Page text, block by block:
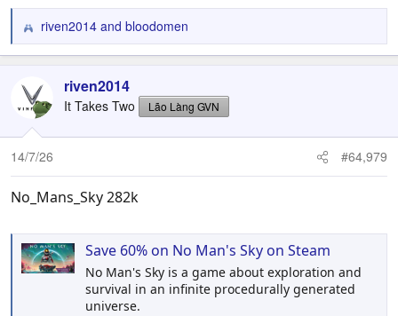
R
e
c
o
n
s
riven2014 and bloodomen
riven2014
It Takes Two Lão Làng GVN
14/7/26 #64,979
No_Mans_Sky 282k
Save 60% on No Man's Sky on Steam
No Man's Sky is a game about exploration and
survival in an infinite procedurally generated
universe.